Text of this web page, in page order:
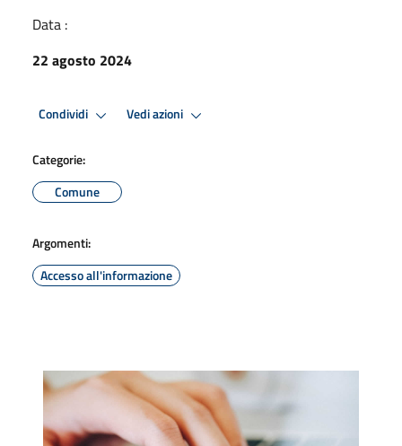
Data :
22 agosto 2024
Condividi Vedi azioni
Categorie:
Comune
Argomenti:
Accesso all'informazione